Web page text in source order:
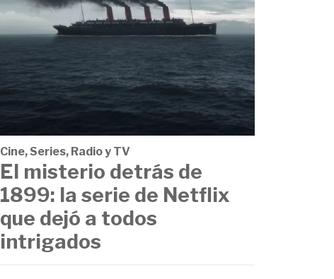
Cine, Series, Radio y TV
El misterio detrás de
1899: la serie de Netflix
que dejó a todos
intrigados